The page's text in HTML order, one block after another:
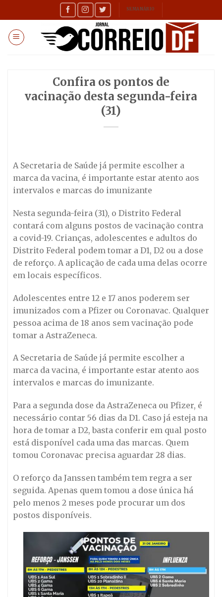
to
content
SEMANÁRIO
Confira os pontos de
vacinação desta segunda-feira
(31)
A Secretaria de Saúde já permite escolher a
marca da vacina, é importante estar atento aos
intervalos e marcas do imunizante
Nesta segunda-feira (31), o Distrito Federal
contará com alguns postos de vacinação contra
a covid-19. Crianças, adolescentes e adultos do
Distrito Federal podem tomar a D1, D2 ou a dose
de reforço. A aplicação de cada uma delas ocorre
em locais específicos.
Adolescentes entre 12 e 17 anos poderem ser
imunizados com a Pfizer ou Coronavac. Qualquer
pessoa acima de 18 anos sem vacinação pode
tomar a AstraZeneca.
A Secretaria de Saúde já permite escolher a
marca da vacina, é importante estar atento aos
intervalos e marcas do imunizante.
Para a segunda dose da AstraZeneca ou Pfizer, é
necessário contar 56 dias da D1. Caso já esteja na
hora de tomar a D2, basta conferir em qual posto
está disponível cada uma das marcas. Quem
tomou Coronavac precisa aguardar 28 dias.
O reforço da Janssen também tem regra a ser
seguida. Apenas quem tomou a dose única há
pelo menos 2 meses pode procurar um dos
postos disponíveis.